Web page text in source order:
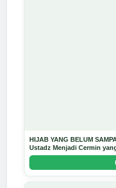
HIJAB YANG BELUM
Ustadz Menjadi Cermin